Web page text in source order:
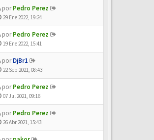
porPedro Perez
29 Ene 2022, 19:24
porPedro Perez
19 Ene 2022, 15:41
porDjBr1
22 Sep 2021, 08:43
porPedro Perez
07 Jul 2021, 09:16
porPedro Perez
26 Abr 2021, 15:43